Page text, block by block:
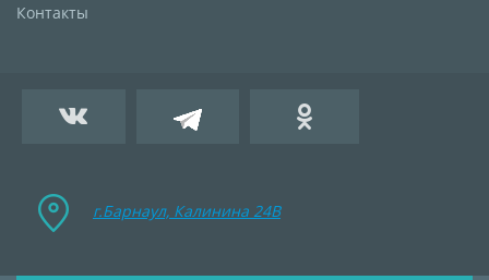
Контакты
г.Барнаул, Калинина 24B